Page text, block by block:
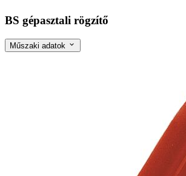
BS gépasztali rögzítő
Műszaki adatok